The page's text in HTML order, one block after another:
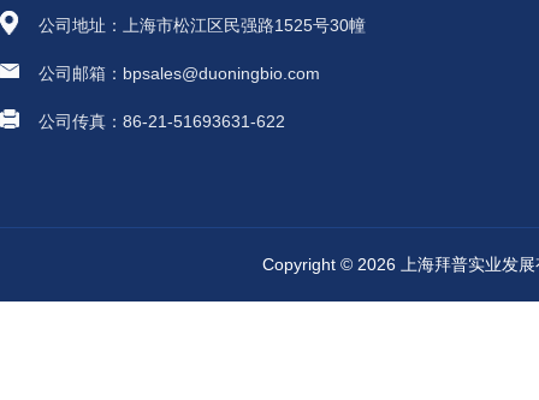
公司地址：上海市松江区民强路1525号30幢
公司邮箱：bpsales@duoningbio.com
公司传真：86-21-51693631-622
Copyright © 2026 上海拜普实业发